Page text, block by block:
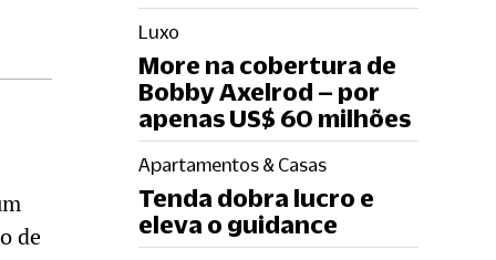
de
Luxo
More na cobertura de
Bobby Axelrod – por
apenas US$ 60 milhões
Apartamentos & Casas
Tenda dobra lucro e
eleva o guidance